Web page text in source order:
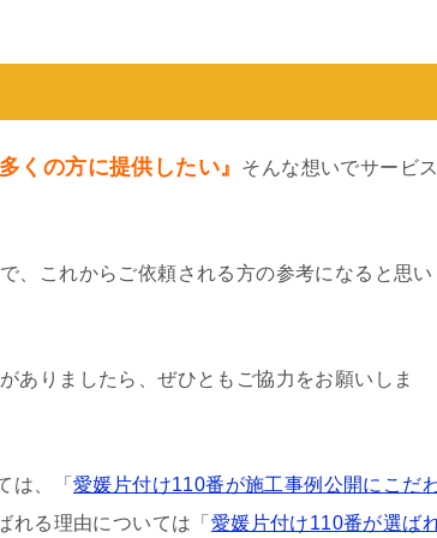
くの方に提供したい』
そんな想いでサービス
、これからご依頼される方の参考になると思い
ありましたら、ぜひともご協力をお願いしま
は、「 愛媛片付け110番が施工事例公開にこだ
れる理由については「 愛媛片付け110番が選ば